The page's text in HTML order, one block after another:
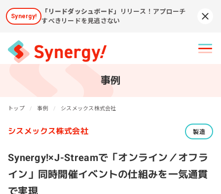
Synergy!
「リードダッシュボード」
リリース！アプローチ
すべきリードを見逃さない
事例
トップ 事例 シスメックス株式会社
シスメックス株式会社 製造
Synergy!×J-Streamで「オンライン／オフラ
イン」同時開催イベントの仕組みを一気通貫
で実現